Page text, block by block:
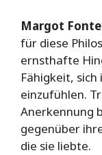
Margot
für diese
ernsthafte
Fähigkeit,
einzufühlen.
Anerkennung
gegenüber
die sie liebte.